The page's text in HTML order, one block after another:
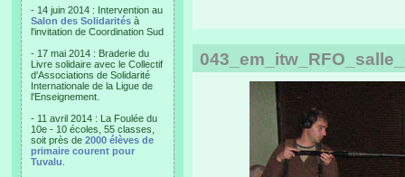
- 14 juin 2014 : Intervention au
Salon des Solidarités à
l'invitation de Coordination Sud
- 17 mai 2014 : Braderie du
Livre solidaire avec le Collectif
d'Associations de Solidarité
Internationale de la Ligue de
l'Enseignement.
- 11 avril 2014 : La Foulée du
10e - 10 écoles, 55 classes,
soit près de 2000 élèves de
primaire courent pour
Tuvalu